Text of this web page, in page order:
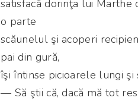
satisfacă dorinţa lui Marthe
o parte
scăunelul şi acoperi
pai din gură,
îşi întinse picioarele lungi şi
— Să ştii că, dacă mă tot